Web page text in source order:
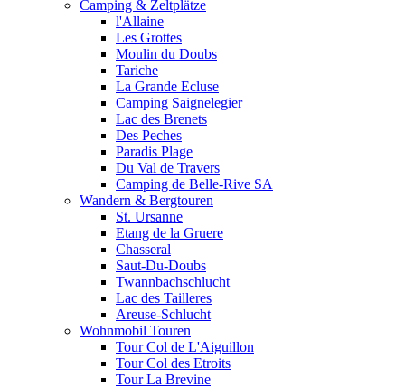
Camping & Zeltplätze
l'Allaine
Les Grottes
Moulin du Doubs
Tariche
La Grande Ecluse
Camping Saignelegier
Lac des Brenets
Des Peches
Paradis Plage
Du Val de Travers
Camping de Belle-Rive SA
Wandern & Bergtouren
St. Ursanne
Etang de la Gruere
Chasseral
Saut-Du-Doubs
Twannbachschlucht
Lac des Tailleres
Areuse-Schlucht
Wohnmobil Touren
Tour Col de L'Aiguillon
Tour Col des Etroits
Tour La Brevine